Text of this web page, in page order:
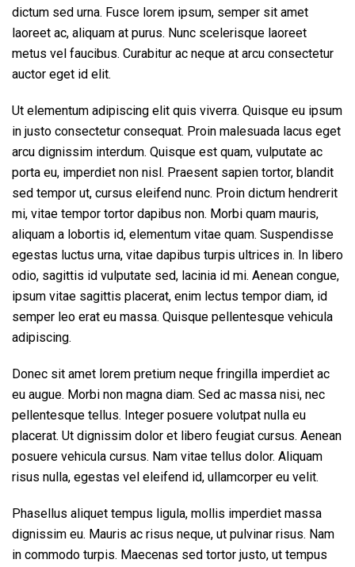
dictum sed urna. Fusce lorem ipsum, semper sit amet
laoreet ac, aliquam at purus. Nunc scelerisque laoreet
metus vel faucibus. Curabitur ac neque at arcu consectetur
auctor eget id elit.
Ut elementum adipiscing elit quis viverra. Quisque eu ipsum
in justo consectetur consequat. Proin malesuada lacus eget
arcu dignissim interdum. Quisque est quam, vulputate ac
porta eu, imperdiet non nisl. Praesent sapien tortor, blandit
sed tempor ut, cursus eleifend nunc. Proin dictum hendrerit
mi, vitae tempor tortor dapibus non. Morbi quam mauris,
aliquam a lobortis id, elementum vitae quam. Suspendisse
egestas luctus urna, vitae dapibus turpis ultrices in. In libero
odio, sagittis id vulputate sed, lacinia id mi. Aenean congue,
ipsum vitae sagittis placerat, enim lectus tempor diam, id
semper leo erat eu massa. Quisque pellentesque vehicula
adipiscing.
Donec sit amet lorem pretium neque fringilla imperdiet ac
eu augue. Morbi non magna diam. Sed ac massa nisi, nec
pellentesque tellus. Integer posuere volutpat nulla eu
placerat. Ut dignissim dolor et libero feugiat cursus. Aenean
posuere vehicula cursus. Nam vitae tellus dolor. Aliquam
risus nulla, egestas vel eleifend id, ullamcorper eu velit.
Phasellus aliquet tempus ligula, mollis imperdiet massa
dignissim eu. Mauris ac risus neque, ut pulvinar risus. Nam
in commodo turpis. Maecenas sed tortor justo, ut tempus